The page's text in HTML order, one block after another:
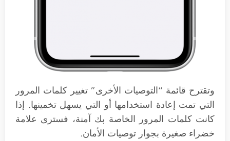
وتقترح قائمة “التوصيات الأخرى” تغيير كلمات المرور
التي تمت إعادة استخدامها أو التي يسهل تخمينها. إذا
كانت كلمات المرور الخاصة بك آمنة، فسترى علامة
خضراء صغيرة بجوار توصيات الأمان.